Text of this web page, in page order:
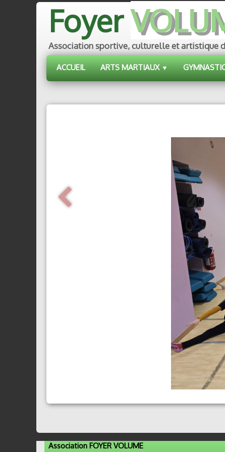
Foyer
Association sportive, culturelle et artistique
ACCUEIL ARTS MARTIAUX▼
Association FOYER VOLUME